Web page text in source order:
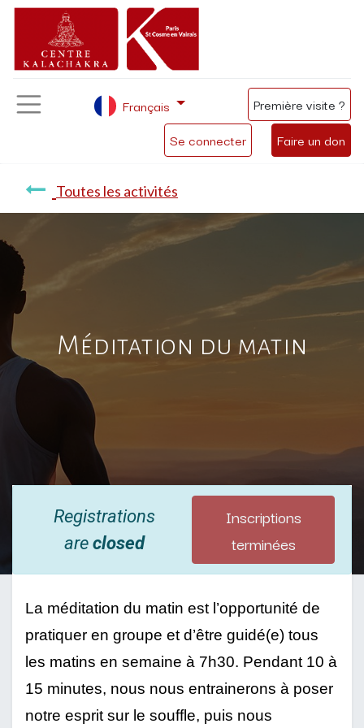
Se connecter Faire un don
Français Première visite ?
Toutes les activités
Méditation du matin
Registrations
areclosed
Inscriptions
terminées
La méditation du matin est l’opportunité de
pratiquer en groupe et d’être guidé(e) tous
les matins en semaine à 7h30. Pendant 10 à
15 minutes, nous nous entrainerons à poser
notre esprit sur le souffle, puis nous